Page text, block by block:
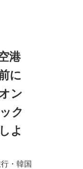
港
に
ン
ク
よ
・韓国